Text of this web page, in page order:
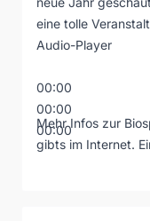
eine tolle
Audio-Player
00:00
00:00
00:00
Mehr Infos zur
gibts im Internet.